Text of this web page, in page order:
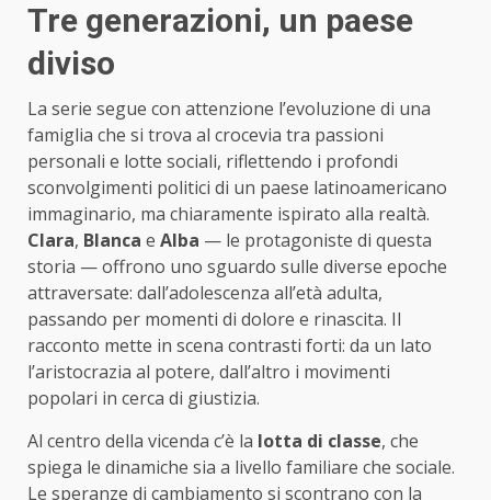
Tre generazioni, un paese
diviso
La serie segue con attenzione l’evoluzione di una
famiglia che si trova al crocevia tra passioni
personali e lotte sociali, riflettendo i profondi
sconvolgimenti politici di un paese latinoamericano
immaginario, ma chiaramente ispirato alla realtà.
Clara, Blanca e Alba — le protagoniste di questa
storia — offrono uno sguardo sulle diverse epoche
attraversate: dall’adolescenza all’età adulta,
passando per momenti di dolore e rinascita. Il
racconto mette in scena contrasti forti: da un lato
l’aristocrazia al potere, dall’altro i movimenti
popolari in cerca di giustizia.
Al centro della vicenda c’è la lotta di classe, che
spiega le dinamiche sia a livello familiare che sociale.
Le speranze di cambiamento si scontrano con la